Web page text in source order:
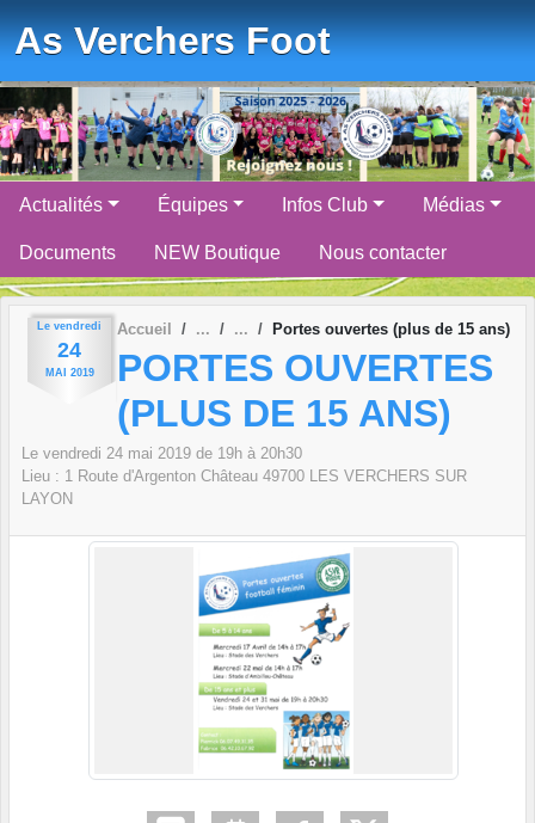
As Verchers Foot
Actualités Équipes Infos Club Médias
Documents NEW Boutique Nous contacter
Le vendredi
24
MAI 2019
Accueil Portes ouvertes (plus de 15 ans)
PORTES OUVERTES
(PLUS DE 15 ANS)
Le vendredi 24 mai 2019 de 19h à 20h30
Lieu : 1 Route d'Argenton Château 49700 LES VERCHERS SUR
LAYON